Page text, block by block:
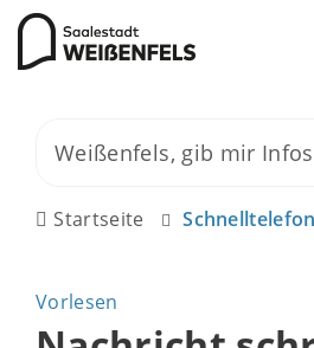
Startseite Schnelltelefon
Vorlesen